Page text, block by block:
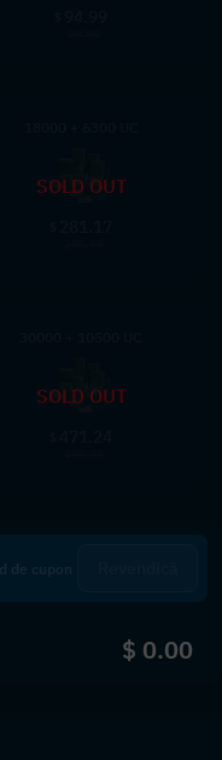
SOLD OUT
SOLD OUT
$ 0.00